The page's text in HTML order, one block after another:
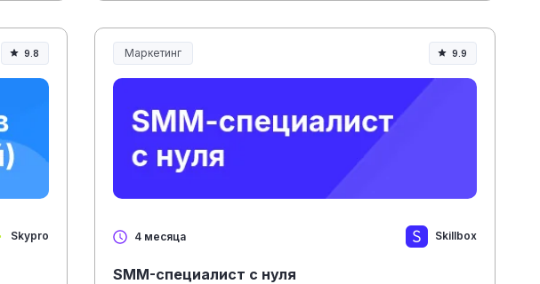
9.8
Skypro
Маркетинг 9.9
4 месяца Skillbox
SMM-специалист с нуля